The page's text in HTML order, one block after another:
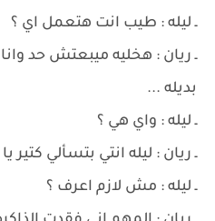
ـ ليله : طيب انت هتعمل اي ؟
ـ ريان : هخليه ميبعتش حد
بديله ...
ـ ليله : واي هي ؟
ـ ريان : ليله انتي بتسألي كتير
ـ ليله : مش لازم اعرف ؟